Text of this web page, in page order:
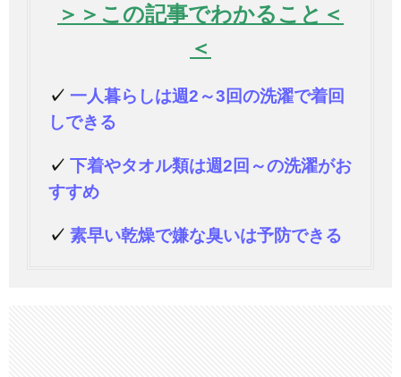
＞＞この記事でわかること＜
＜
✓ 一人暮らしは週2～3回の洗濯で着回
しできる
✓ 下着やタオル類は週2回～の洗濯がお
すすめ
✓ 素早い乾燥で嫌な臭いは予防できる